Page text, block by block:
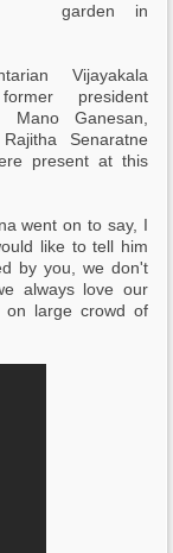
garden in
Vijayakala
president
Mano Ganesan,
Senaratne
present at this
went on to say, I
like to tell him
by you, we don't
always love our
on large crowd of